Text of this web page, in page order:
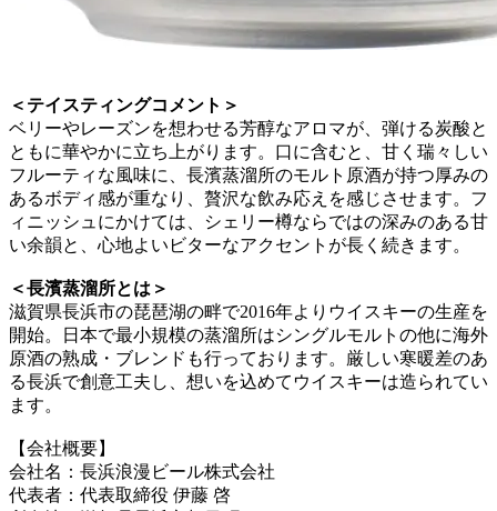
＜テイスティングコメント＞
ベリーやレーズンを想わせる芳醇なアロマが、弾ける炭酸と
ともに華やかに立ち上がります。口に含むと、甘く瑞々しい
フルーティな風味に、長濱蒸溜所のモルト原酒が持つ厚みの
あるボディ感が重なり、贅沢な飲み応えを感じさせます。フ
ィニッシュにかけては、シェリー樽ならではの深みのある甘
い余韻と、心地よいビターなアクセントが長く続きます。
＜長濱蒸溜所とは＞
滋賀県長浜市の琵琶湖の畔で2016年よりウイスキーの生産を
開始。日本で最小規模の蒸溜所はシングルモルトの他に海外
原酒の熟成・ブレンドも行っております。厳しい寒暖差のあ
る長浜で創意工夫し、想いを込めてウイスキーは造られてい
ます。
【会社概要】
会社名：長浜浪漫ビール株式会社
代表者：代表取締役 伊藤 啓